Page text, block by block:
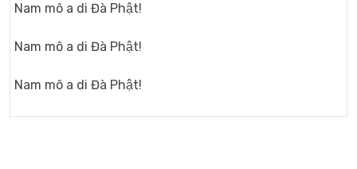
Nam mô a di Đà Phật!
Nam mô a di Đà Phật!
Nam mô a di Đà Phật!